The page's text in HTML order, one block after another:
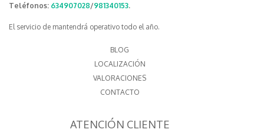
Teléfonos: 634907028/981340153.
El servicio de mantendrá operativo todo el año.
BLOG
LOCALIZACIÓN
VALORACIONES
CONTACTO
ATENCIÓN CLIENTE